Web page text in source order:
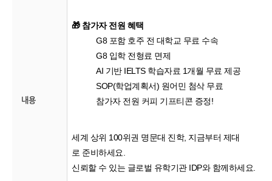
내용
🎁 참가자 전원 혜택
G8 포함 호주 전 대학교 무료 수속
G8 입학 전형료 면제
AI 기반 IELTS 학습자료 1개월 무료 제공
SOP(학업계획서) 원어민 첨삭 무료
참가자 전원 커피 기프티콘 증정!
세계 상위 100위권 명문대 진학, 지금부터 제대
로 준비하세요
신뢰할 수 있는 글로벌 유학기관 IDP와 함께하세요